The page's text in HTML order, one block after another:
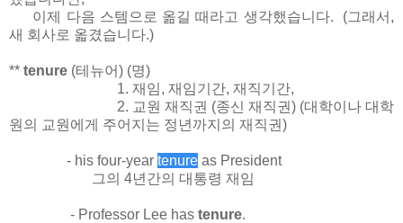
이제 다음 스템으로 옮길 때라고 생각했습니다. (그래서,
새 회사로 옯겼습니다.)
** tenure (테뉴어) (명)
1. 재임, 재임기간, 재직기간,
2. 교원 재직권 (종신 재직권) (대학이나 대학
원의 교원에게 주어지는 정년까지의 재직권)
- his four-year tenure as President
그의 4년간의 대통령 재임
- Professor Lee has tenure.